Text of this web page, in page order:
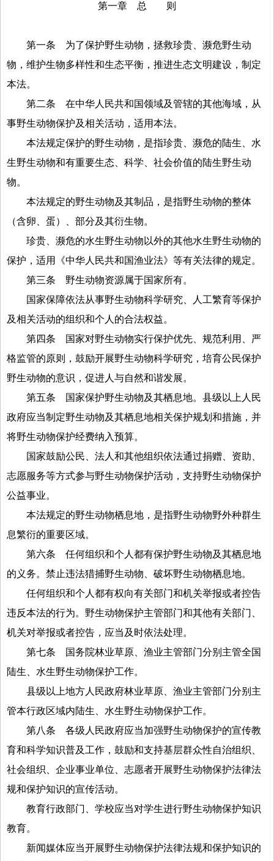
第一章 总 则
第一条 为了保护野生动物，拯救珍贵、濒危野生动
物，维护生物多样性和生态平衡，推进生态文明建设，制定
本法。
第二条 在中华人民共和国领域及管辖的其他海域，从
事野生动物保护及相关活动，适用本法。
本法规定保护的野生动物，是指珍贵、濒危的陆生、水
生野生动物和有重要生态、科学、社会价值的陆生野生动
物。
本法规定的野生动物及其制品，是指野生动物的整体
（含卵、蛋）、部分及其衍生物。
珍贵、濒危的水生野生动物以外的其他水生野生动物的
保护，适用《中华人民共和国渔业法》等有关法律的规定。
第三条 野生动物资源属于国家所有。
国家保障依法从事野生动物科学研究、人工繁育等保护
及相关活动的组织和个人的合法权益。
第四条 国家对野生动物实行保护优先、规范利用、严
格监管的原则，鼓励开展野生动物科学研究，培育公民保护
野生动物的意识，促进人与自然和谐发展。
第五条 国家保护野生动物及其栖息地。县级以上人民
政府应当制定野生动物及其栖息地相关保护规划和措施，并
将野生动物保护经费纳入预算。
国家鼓励公民、法人和其他组织依法通过捐赠、资助、
志愿服务等方式参与野生动物保护活动，支持野生动物保护
公益事业。
本法规定的野生动物栖息地，是指野生动物野外种群生
息繁衍的重要区域。
第六条 任何组织和个人都有保护野生动物及其栖息地
的义务。禁止违法猎捕野生动物、破坏野生动物栖息地。
任何组织和个人都有权向有关部门和机关举报或者控告
违反本法的行为。野生动物保护主管部门和其他有关部门、
机关对举报或者控告，应当及时依法处理。
第七条 国务院林业草原、渔业主管部门分别主管全国
陆生、水生野生动物保护工作。
县级以上地方人民政府林业草原、渔业主管部门分别主
管本行政区域内陆生、水生野生动物保护工作。
第八条 各级人民政府应当加强野生动物保护的宣传教
育和科学知识普及工作，鼓励和支持基层群众性自治组织、
社会组织、企业事业单位、志愿者开展野生动物保护法律法
规和保护知识的宣传活动。
教育行政部门、学校应当对学生进行野生动物保护知识
教育。
新闻媒体应当开展野生动物保护法律法规和保护知识的